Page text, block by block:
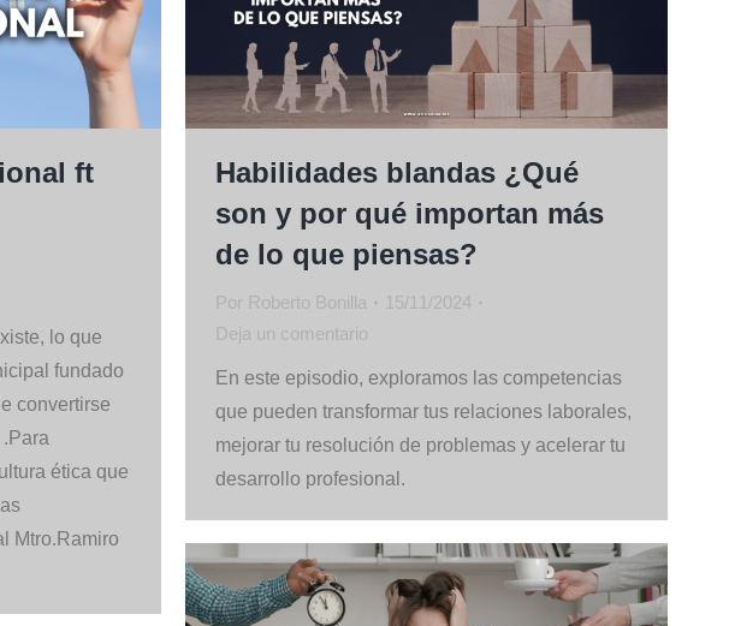
ft
lo que
fundado
convertirse
ética que
Mtro.Ramiro
Habilidades blandas ¿Qué
son y por qué importan más
de lo que piensas?
Por Roberto Bonilla
15/11/2024
Deja un comentario
En este episodio, exploramos las competencias
que pueden transformar tus relaciones laborales,
mejorar tu resolución de problemas y acelerar tu
desarrollo profesional.